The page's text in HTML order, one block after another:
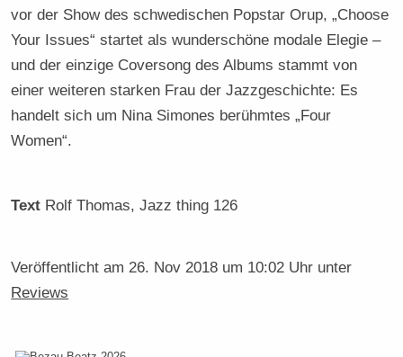
vor der Show des schwedischen Popstar Orup, „Choose
Your Issues“ startet als wunderschöne modale Elegie –
und der einzige Coversong des Albums stammt von
einer weiteren starken Frau der Jazzgeschichte: Es
handelt sich um Nina Simones berühmtes „Four
Women“.
Text Rolf Thomas, Jazz thing 126
Veröffentlicht am 26. Nov 2018 um 10:02 Uhr unter
Reviews